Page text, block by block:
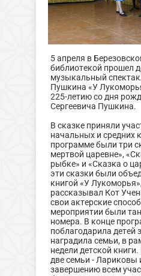
5 апреля в
библиотекой прошел
музыкальный
Пушкина «У
225-летию со дня
Сергеевича Пушкина.
В сказке приняли
начальных и средних
программе были три
мертвой царевне»,
рыбке» и «Сказка о
эти сказки были
книгой «У
рассказывал Кот
свои актерские
мероприятии были
номера. В конце
поблагодарила детей
наградила семьи, в
недели детской
две семьи - Лариковы
завершению всем